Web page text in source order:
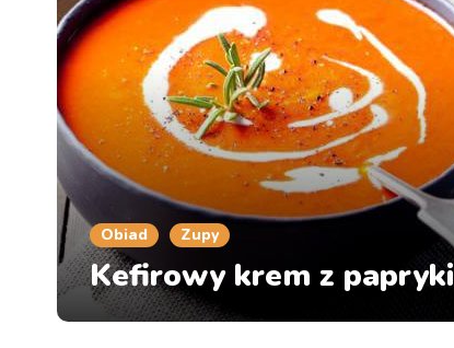
Obiad Zupy
Kefirowy krem z papryki